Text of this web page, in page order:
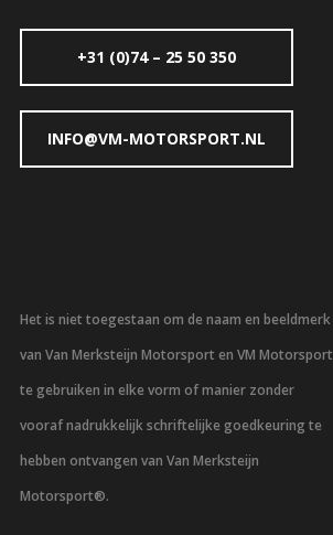
+31 (0)74 – 25 50 350
INFO@VM-MOTORSPORT.NL
Het is niet toegestaan om de naam en beeldmerk
van Van Merksteijn Motorsport en VM Motorsport
te gebruiken in elke vorm of manier zonder
vooraf nadrukkelijk schriftelijke goedkeuring te
hebben ontvangen van Van Merksteijn
Motorsport®.